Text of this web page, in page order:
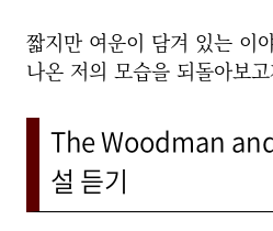
짧지만 여운이 담겨 있는 이
나온 저의 모습을 되돌아보
The Woodman
설 듣기